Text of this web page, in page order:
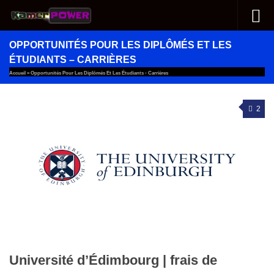
Au dessous du contenu
OPPORTUNITÉS POUR LES DIPLÔMÉS ET LES
ÉTUDIANTS – CARRIÈRES
Accueil » Opportunités Pour Les Diplômés Et Les Étudiants - Carrières
2
Université d’Édimbourg | frais de